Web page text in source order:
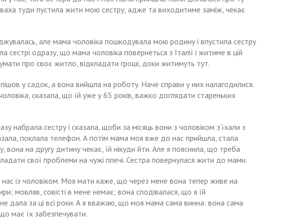
туди пустила жити мою сестру, адже та виходитиме заміж, чекає
але мама чоловіка пошкодувала мою родину і впустила сестру
сестрі одразу, що мама чоловіка повернеться з Італії і житиме в цій
про своє житло, відкладати гроші, доки житимуть тут.
у садок, а вона вийшла на роботу. Наче справи у них налагодилися.
сказала, що їй уже у 65 років, важко доглядати стареньких
набрала сестру і сказала, щоби за місяць вони з чоловіком з’їхали з
поклала телефон. А потім мама моя вже до нас прийшла, стала
вона на другу дитину чекає, їй нікуди йти. Але я пояснила, що треба
свої проблеми на чужі плечі. Сестра повернулася жити до мами.
із чоловіком. Моя мати каже, що через мене вона тепер живе на
мовляв, совісті в мене немає; вона сподівалася, що я їй
не дала за ці всі роки. А я вважаю, що моя мама сама винна: вона сама
має їх забезпечувати.